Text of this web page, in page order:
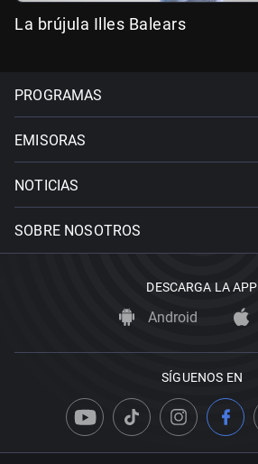
La brújula Illes Balears
PROGRAMAS
EMISORAS
NOTICIAS
SOBRE NOSOTROS
DESCARGA LA APP
Android
SÍGUENOS EN